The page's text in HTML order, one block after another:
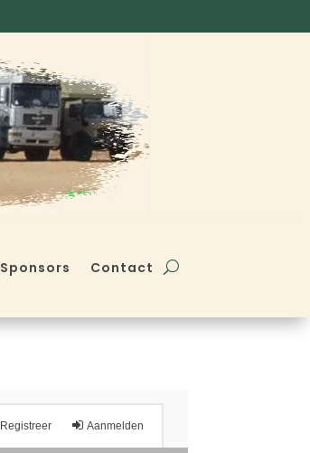
Sponsors Contact